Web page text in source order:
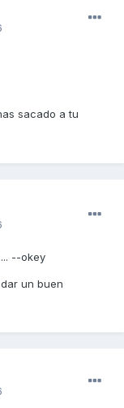
sacado a tu
--okey
un buen